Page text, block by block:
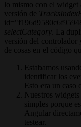
lo mismo con el widget
versión de
selectCategory . La
versión del controlador
de cosas en el código
Estabamos
identificar los
Esto era un caso
Nuestros
simples porque
Angular
testear.